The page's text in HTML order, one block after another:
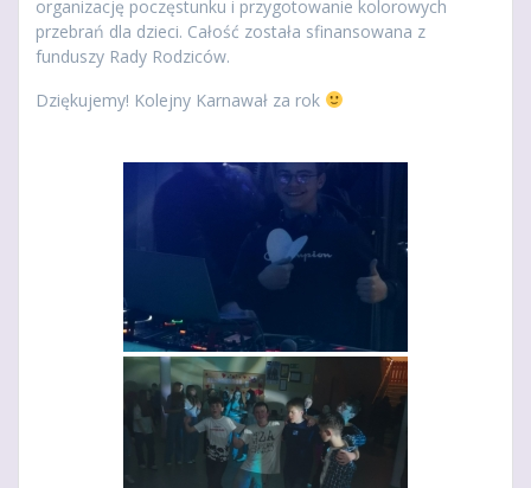
organizację poczęstunku i przygotowanie kolorowych
przebrań dla dzieci. Całość została sfinansowana z
funduszy Rady Rodziców.
Dziękujemy! Kolejny Karnawał za rok